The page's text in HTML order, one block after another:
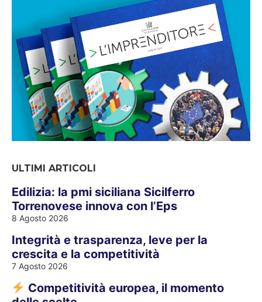
ULTIMI ARTICOLI
Edilizia: la pmi siciliana Sicilferro
Torrenovese innova con l’Eps
8 Agosto 2026
Integrità e trasparenza, leve per la
crescita e la competitività
7 Agosto 2026
Competitività europea, il momento